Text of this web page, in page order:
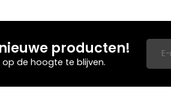
producten!
de hoogte te blijven.